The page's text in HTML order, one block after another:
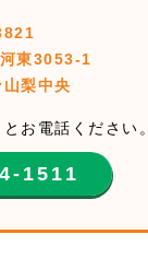
東3053-1
梨中央
お電話ください。
1511